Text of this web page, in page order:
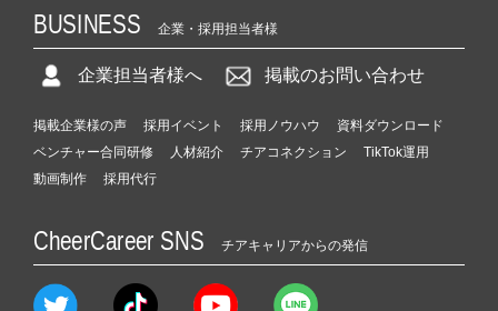
BUSINESS 企業・採用担当者様
企業担当者様へ 掲載のお問い合わせ
掲載企業様の声 採用イベント 採用ノウハウ
資料ダウンロード
ベンチャー合同研修
人材紹介 チアコネクション
TikTok運用
動画制作
採用代行
CheerCareer SNS チアキャリアからの発信